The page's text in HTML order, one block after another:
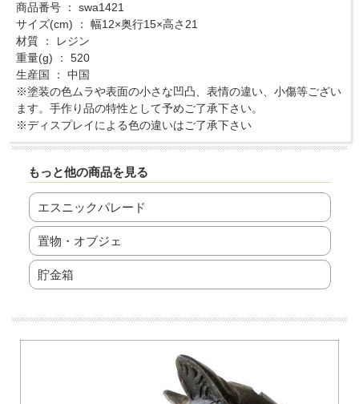
商品番号 ： swa1421
サイズ(cm) ： 幅12×奥行15×高さ21
材質 ： レジン
重量(g) ： 520
生産国 ： 中国
※塗装の色ムラや表面の小さな凹凸、表情の違い、小傷等ござい
ます。手作り品の特性として予めご了承下さい。
※ディスプレイによる色の違いはご了承下さい
もっと他の商品を見る
エスニックパレード
置物・オブジェ
貯金箱